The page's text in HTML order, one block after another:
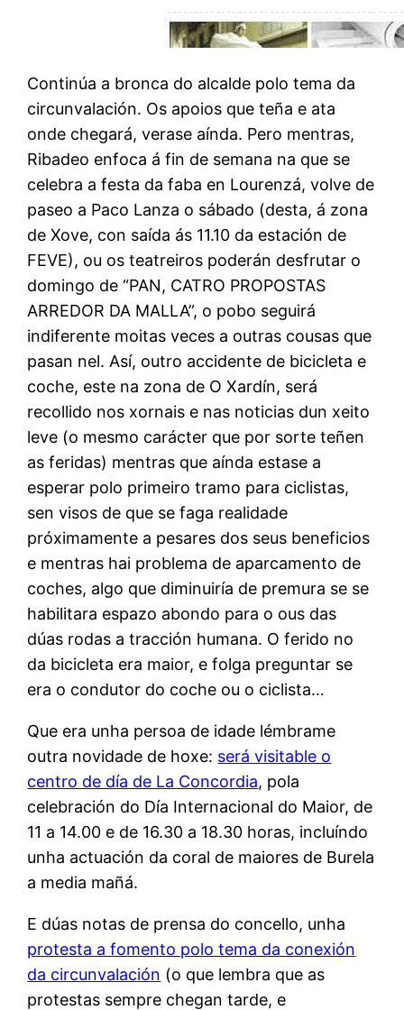
Continúa a bronca do alcalde polo tema da
circunvalación. Os apoios que teña e ata
onde chegará, verase aínda. Pero mentras,
Ribadeo enfoca á fin de semana na que se
celebra a festa da faba en Lourenzá, volve de
paseo a Paco Lanza o sábado (desta, á zona
de Xove, con saída ás 11.10 da estación de
FEVE), ou os teatreiros poderán desfrutar o
domingo de “PAN, CATRO PROPOSTAS
ARREDOR DA MALLA”, o pobo seguirá
indiferente moitas veces a outras cousas que
pasan nel. Así, outro accidente de bicicleta e
coche, este na zona de O Xardín, será
recollido nos xornais e nas noticias dun xeito
leve (o mesmo carácter que por sorte teñen
as feridas) mentras que aínda estase a
esperar polo primeiro tramo para ciclistas,
sen visos de que se faga realidade
próximamente a pesares dos seus beneficios
e mentras hai problema de aparcamento de
coches, algo que diminuiría de premura se se
habilitara espazo abondo para o ous das
dúas rodas a tracción humana. O ferido no
da bicicleta era maior, e folga preguntar se
era o condutor do coche ou o ciclista…
Que era unha persoa de idade lémbrame
outra novidade de hoxe: será visitable o
centro de día de La Concordia, pola
celebración do Día Internacional do Maior, de
11 a 14.00 e de 16.30 a 18.30 horas, incluíndo
unha actuación da coral de maiores de Burela
a media mañá.
E dúas notas de prensa do concello, unha
protesta a fomento polo tema da conexión
da circunvalación (o que lembra que as
protestas sempre chegan tarde, e